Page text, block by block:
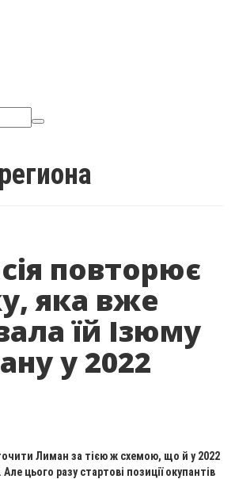
повторює
яка вже
їй Ізюму
у 2022
Лиман за тією ж схемою, що й у 2022
Але цього разу стартові позиції окупантів